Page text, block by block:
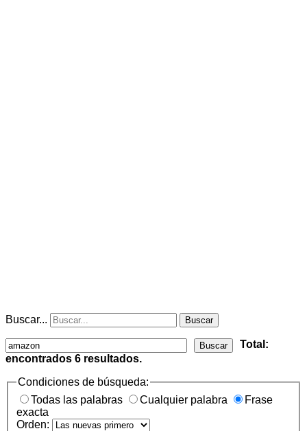
Buscar... Buscar
Buscar
Total:
encontrados 6 resultados.
Condiciones de búsqueda:
Todas las palabras
Cualquier palabra
Frase
exacta
Orden: